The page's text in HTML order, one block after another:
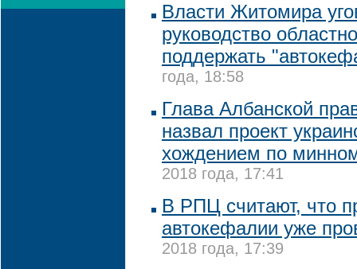
Власти Житомира
руководство
поддержать
года, 18:58
Глава Албанской
назвал проект
хождением по
2018 года, 17:41
В РПЦ считают, что
автокефалии уже
2018 года, 17:39